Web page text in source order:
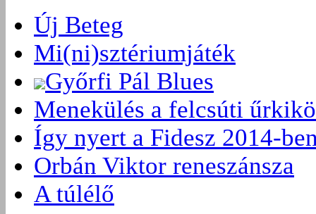
Új Beteg
Mi(ni)sztériumjáték
Győrfi Pál Blues
Menekülés a felcsúti
Így nyert a Fidesz 2014-
Orbán Viktor reneszánsza
A túlélő